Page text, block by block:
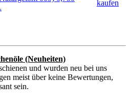
kaufen
(Neuheiten)
und wurden neu bei uns
meist über keine Bewertungen,
sein.